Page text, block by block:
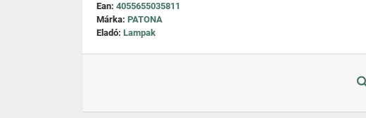
Ean: 4055655035811
Márka: PATONA
Eladó: Lampak